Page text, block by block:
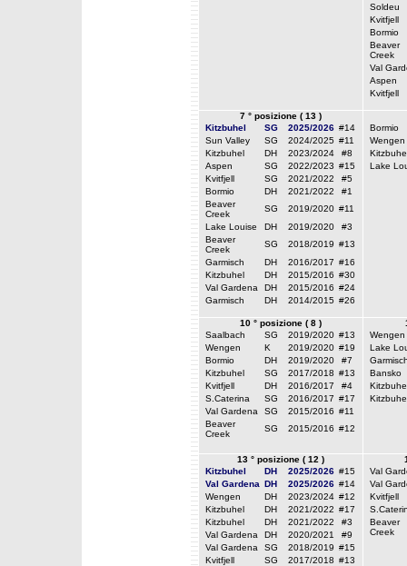
Soldeu
Kvitfjell
Bormio
Beaver
Creek
Val
Aspen
Kvitfjell
7 ° posizione ( 13 )
Kitzbuhel
SG 2025/2026 #14
Sun Valley
SG 2024/2025 #11
Kitzbuhel
DH 2023/2024
#8
Aspen
SG 2022/2023 #15
Kvitfjell
SG 2021/2022
#5
Bormio
DH 2021/2022
#1
Beaver
Creek
SG 2019/2020 #11
Lake Louise
DH 2019/2020
#3
Beaver
Creek
SG 2018/2019 #13
Garmisch
DH 2016/2017 #16
Kitzbuhel
DH 2015/2016 #30
Val Gardena
DH 2015/2016 #24
Garmisch
DH 2014/2015 #26
Bormio
Wengen
Lake
10 ° posizione ( 8 )
Saalbach
SG 2019/2020 #13
Wengen
K 2019/2020 #19
Bormio
DH 2019/2020
#7
Kitzbuhel
SG 2017/2018 #13
Kvitfjell
DH 2016/2017
#4
S.Caterina
SG 2016/2017 #17
Val Gardena
SG 2015/2016 #11
Beaver
Creek
SG 2015/2016 #12
Wengen
Lake
Bansko
13 ° posizione ( 12 )
Kitzbuhel
DH 2025/2026 #15
Val Gardena DH 2025/2026 #14
Wengen
DH 2023/2024 #12
Kitzbuhel
DH 2021/2022 #17
Kitzbuhel
DH 2021/2022
#3
Val Gardena
DH 2020/2021
#9
Val Gardena
SG 2018/2019 #15
Kvitfjell
SG 2017/2018 #13
Val
Val
Kvitfjell
Beaver
Creek